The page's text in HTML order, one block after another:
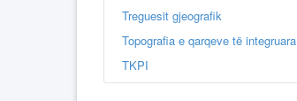
Treguesit gjeografik
Topografia e qarqeve të integruara
TKPI